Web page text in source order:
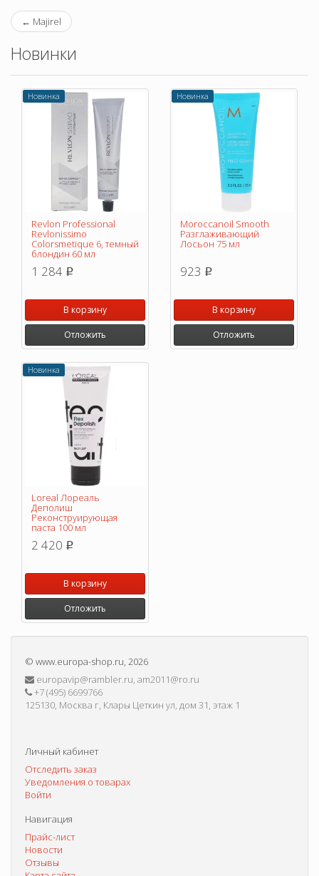
← Majirel
Новинки
Новинка
Revlon Professional
Revlonissimo
Colorsmetique 6, темный
блондин 60 мл
1 284 p
В корзину
Отложить
Новинка
Moroccanoil Smooth
Разглаживающий
Лосьон 75 мл
923 p
В корзину
Отложить
Новинка
Loreal Лореаль
Деполиш
Реконструирующая
паста 100 мл
2 420 p
В корзину
Отложить
© www.europa-shop.ru, 2026
europavip@rambler.ru, am2011@ro.ru
+7 (495) 6699766
125130, Москва г, Клары Цеткин ул, дом 31, этаж 1
Личный кабинет
Отследить заказ
Уведомления о товарах
Войти
Навигация
Прайс-лист
Новости
Отзывы